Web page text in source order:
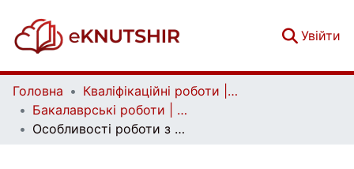
Увійти
Головна
Кваліфікаційні роботи | Qualifying works
Бакалаврські роботи | Bachelor theses
Особливості роботи з обдарованими учнями на уроках географії